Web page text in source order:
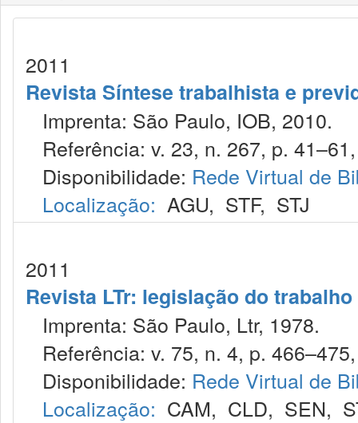
2011
Revista Síntese trabalhista e
Imprenta: São Paulo, IOB, 2010.
Referência: v. 23, n. 267, p.
Disponibilidade: Rede Virtual de
Localização: AGU, STF, STJ
2011
Revista LTr: legislação do trabalho
Imprenta: São Paulo, Ltr, 1978.
Referência: v. 75, n. 4, p.
Disponibilidade: Rede Virtual de
Localização: CAM, CLD, SEN,